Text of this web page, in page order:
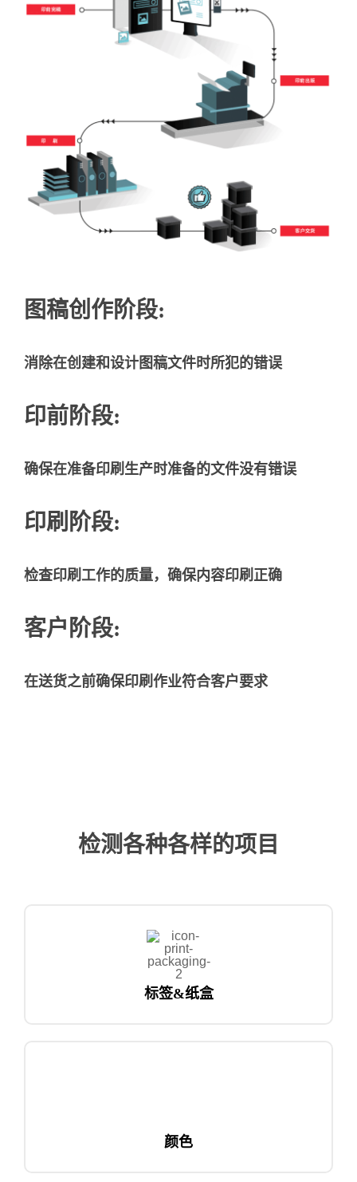
图稿创作阶段:
消除在创建和设计图稿文件时所犯的错误
印前阶段:
确保在准备印刷生产时准备的文件没有错误
印刷阶段:
检查印刷工作的质量，确保内容印刷正确
客户阶段:
在送货之前确保印刷作业符合客户要求
检测各种各样的项目
标签&纸盒
颜色